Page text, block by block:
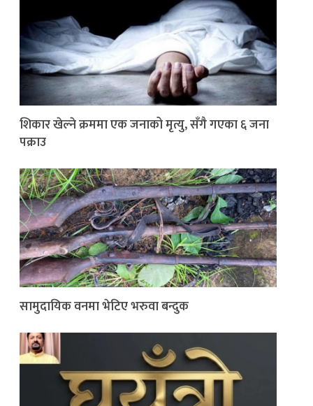
शिकार खेल्ने क्रममा एक जनाको मृत्यु, सँगै गएका ६ जना
पक्राउ
सामुदायिक वनमा भेटिए भरुवा बन्दुक